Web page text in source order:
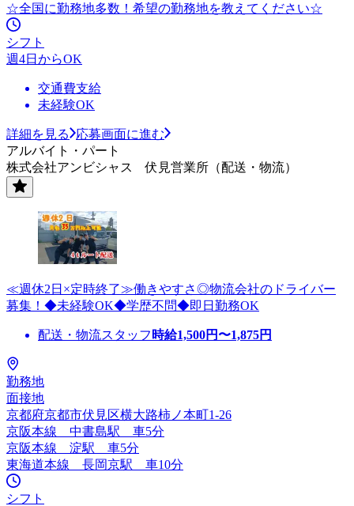
☆全国に勤務地多数！希望の勤務地を教えてください☆
シフト
週4日からOK
交通費支給
未経験OK
詳細を見る
応募画面に進む
アルバイト・パート
株式会社アンビシャス 伏見営業所（配送・物流）
≪週休2日×定時終了≫働きやすさ◎物流会社のドライバー
募集！◆未経験OK◆学歴不問◆即日勤務OK
配送・物流スタッフ 時給1,500円〜1,875円
勤務地
面接地
京都府京都市伏見区横大路柿ノ本町1‐26
京阪本線 中書島駅 車5分
京阪本線 淀駅 車5分
東海道本線 長岡京駅 車10分
シフト